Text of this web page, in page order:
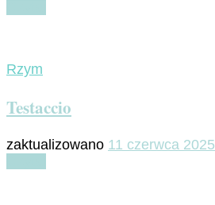
Rzym
Testaccio
zaktualizowano 11 czerwca 2025